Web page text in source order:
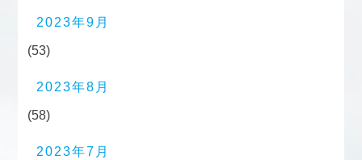
2023年9月
(53)
2023年8月
(58)
2023年7月